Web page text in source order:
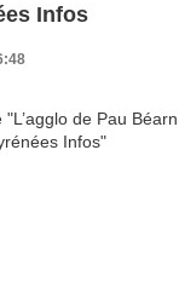
Infos